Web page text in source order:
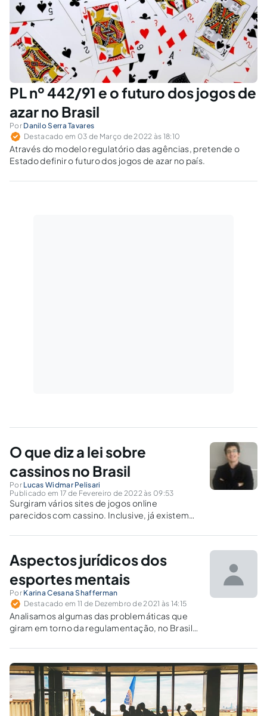
PL nº 442/91 e o futuro dos jogos de
azar no Brasil
Por Danilo Serra Tavares
Destacado em 03 de Março de 2022 às 18:10
Através do modelo regulatório das agências, pretende o
Estado definir o futuro dos jogos de azar no país.
O que diz a lei sobre
cassinos no Brasil
Por Lucas Widmar Pelisari
Publicado em 17 de Fevereiro de 2022 às 09:53
Surgiram vários sites de jogos online
parecidos com cassino. Inclusive, já existem
desses sites e serviços. Explicamos essa
Aspectos jurídicos dos
esportes mentais
Por Karina Cesana Shafferman
Destacado em 11 de Dezembro de 2021 às 14:15
Analisamos algumas das problemáticas que
giram em torno da regulamentação, no Brasil,
importância do PL 5.840/2016 nesse
processo.